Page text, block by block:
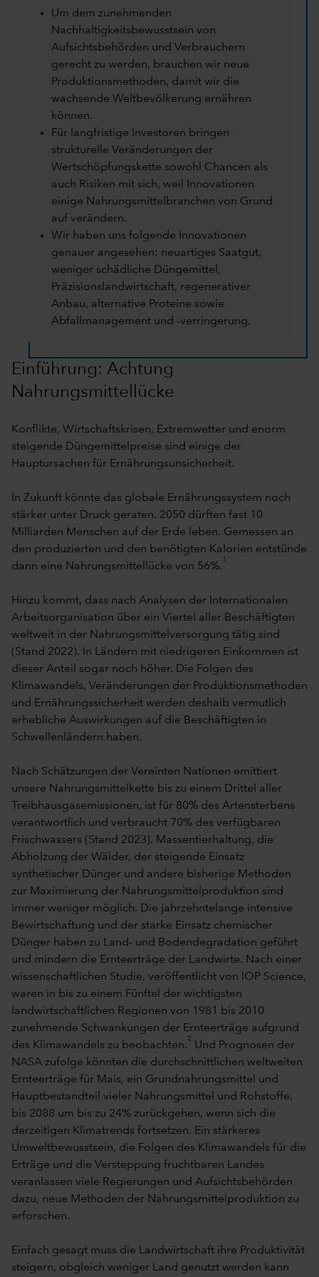
Um dem zunehmenden
Nachhaltigkeitsbewusstsein von
Aufsichtsbehörden und Verbrauchern
gerecht zu werden, brauchen wir neue
Produktionsmethoden, damit wir die
wachsende Weltbevölkerung ernähren
können.
Für langfristige Investoren bringen
strukturelle Veränderungen der
Wertschöpfungskette sowohl Chancen als
auch Risiken mit sich, weil Innovationen
einige Nahrungsmittelbranchen von Grund
auf verändern.
Wir haben uns folgende Innovationen
genauer angesehen: neuartiges Saatgut,
weniger schädliche Düngemittel,
Präzisionslandwirtschaft, regenerativer
Anbau, alternative Proteine sowie
Abfallmanagement und -verringerung.
Einführung: Achtung
Nahrungsmittellücke
Konflikte, Wirtschaftskrisen, Extremwetter und enorm
steigende Düngemittelpreise sind einige der
Hauptursachen für Ernährungsunsicherheit.
In Zukunft könnte das globale Ernährungssystem noch
stärker unter Druck geraten. 2050 dürften fast 10
Milliarden Menschen auf der Erde leben. Gemessen an
den produzierten und den benötigten Kalorien entstünde
dann eine Nahrungsmittellücke von 56%.
1
Hinzu kommt, dass nach Analysen der Internationalen
Arbeitsorganisation über ein Viertel aller Beschäftigten
weltweit in der Nahrungsmittelversorgung tätig sind
(Stand 2022). In Ländern mit niedrigeren Einkommen ist
dieser Anteil sogar noch höher. Die Folgen des
Klimawandels, Veränderungen der Produktionsmethoden
und Ernährungssicherheit werden deshalb vermutlich
erhebliche Auswirkungen auf die Beschäftigten in
Schwellenländern haben.
Nach Schätzungen der Vereinten Nationen emittiert
unsere Nahrungsmittelkette bis zu einem Drittel aller
Treibhausgasemissionen, ist für 80% des Artensterbens
verantwortlich und verbraucht 70% des verfügbaren
Frischwassers (Stand 2023). Massentierhaltung, die
Abholzung der Wälder, der steigende Einsatz
synthetischer Dünger und andere bisherige Methoden
zur Maximierung der Nahrungsmittelproduktion sind
immer weniger möglich. Die jahrzehntelange intensive
Bewirtschaftung und der starke Einsatz chemischer
Dünger haben zu Land- und Bodendegradation geführt
und mindern die Ernteerträge der Landwirte. Nach einer
wissenschaftlichen Studie, veröffentlicht von IOP Science,
waren in bis zu einem Fünftel der wichtigsten
landwirtschaftlichen Regionen von 1981 bis 2010
zunehmende Schwankungen der Ernteerträge aufgrund
des Klimawandels zu beobachten.
2
Und Prognosen der
NASA zufolge könnten die durchschnittlichen weltweiten
Ernteerträge für Mais, ein Grundnahrungsmittel und
Hauptbestandteil vieler Nahrungsmittel und Rohstoffe,
bis 2088 um bis zu 24% zurückgehen, wenn sich die
derzeitigen Klimatrends fortsetzen. Ein stärkeres
Umweltbewusstsein, die Folgen des Klimawandels für die
Erträge und die Versteppung fruchtbaren Landes
veranlassen viele Regierungen und Aufsichtsbehörden
dazu, neue Methoden der Nahrungsmittelproduktion zu
erforschen.
Einfach gesagt muss die Landwirtschaft ihre Produktivität
steigern, obgleich weniger Land genutzt werden kann